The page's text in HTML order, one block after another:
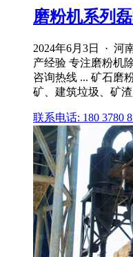
磨粉机系列
2024年6月3日 · 河
产经验 专注磨粉机
咨询热线 ... 矿石磨
矿、建筑垃圾、矿
联系电话: 180 3780